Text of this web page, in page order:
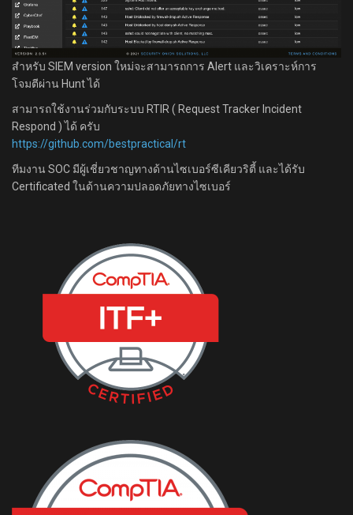
สำหรับ SIEM version ใหม่จะสามารถการ Alert และวิเคราะห์การ
โจมตีผ่าน Hunt ได้
สามารถใช้งานร่วมกับระบบ RTIR ( Request Tracker Incident
Respond ) ได้ ครับ
https://github.com/bestpractical/rt
ทีมงาน SOC มีผู้เชี่ยวชาญทางด้านไซเบอร์ซีเคียวริตี้ และได้รับ
Certificated ในด้านความปลอดภัยทางไซเบอร์